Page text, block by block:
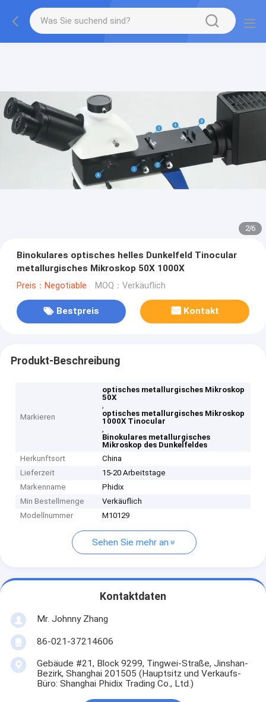
2/6
Binokulares optisches helles Dunkelfeld Tinocular
metallurgisches Mikroskop 50X 1000X
Preis：Negotiable MOQ：Verkäuflich
Bestpreis Kontakt
Produkt-Beschreibung
Markieren
optisches metallurgisches Mikroskop
50X
,
optisches metallurgisches Mikroskop
1000X Tinocular
,
Binokulares metallurgisches
Mikroskop des Dunkelfeldes
Herkunftsort
China
Lieferzeit
15-20 Arbeitstage
Markenname
Phidix
Min Bestellmenge
Verkäuflich
Modellnummer
M10129
Sehen Sie mehr an
Kontaktdaten
Mr. Johnny Zhang
86-021-37214606
Gebäude #21, Block 9299, Tingwei-Straße, Jinshan-
Bezirk, Shanghai 201505 (Hauptsitz und Verkaufs-
Büro: Shanghai Phidix Trading Co., Ltd.)